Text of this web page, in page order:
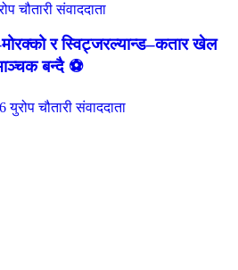
चौतारी संवाददाता
र स्विट्जरल्यान्ड–कतार खेल
बन्दै ⚽️
युरोप चौतारी संवाददाता